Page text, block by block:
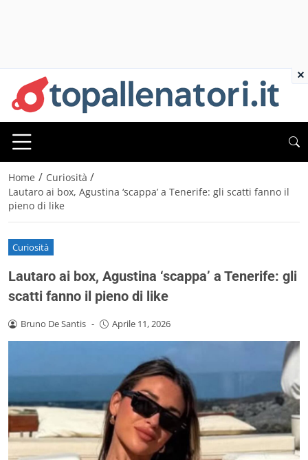
Home / Curiosità /
Lautaro ai box, Agustina ‘scappa’ a Tenerife: gli scatti fanno il
pieno di like
Curiosità
Lautaro ai box, Agustina ‘scappa’ a Tenerife: gli
scatti fanno il pieno di like
Bruno De Santis - Aprile 11, 2026
×